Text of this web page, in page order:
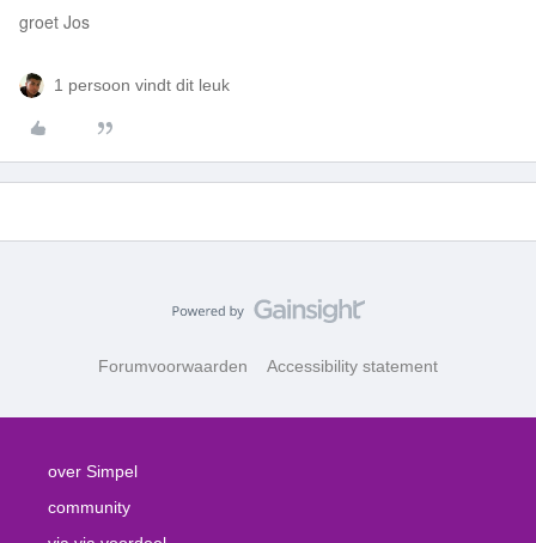
groet Jos
1 persoon vindt dit leuk
Forumvoorwaarden Accessibility statement
over Simpel
community